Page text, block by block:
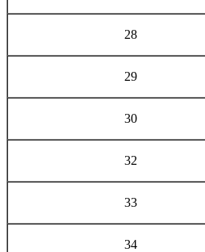
28
29
30
32
33
34